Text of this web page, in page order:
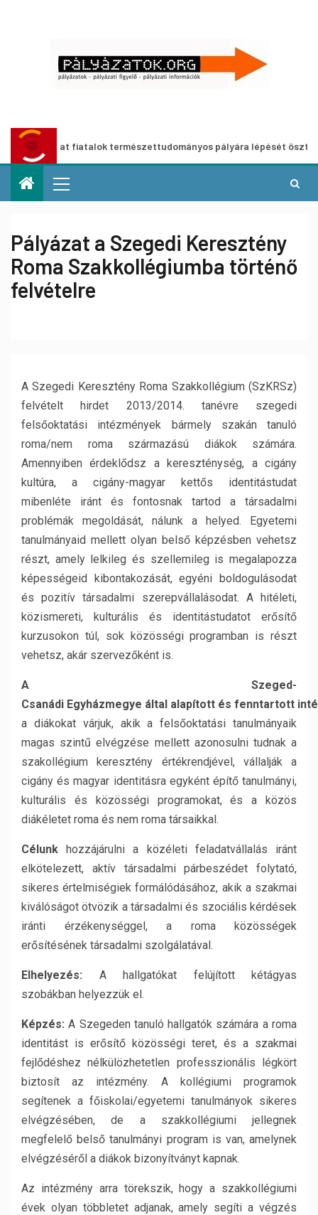
fiatalok természettudományos pályára lépését ösztönző,
Pályázat a Szegedi Keresztény
Roma Szakkollégiumba történő
felvételre
A Szegedi Keresztény Roma Szakkollégium (SzKRSz)
felvételt hirdet 2013/2014. tanévre szegedi
felsőoktatási intézmények bármely szakán tanuló
roma/nem roma származású diákok számára.
Amennyiben érdeklődsz a kereszténység, a cigány
kultúra, a cigány-magyar kettős identitástudat
mibenléte iránt és fontosnak tartod a társadalmi
problémák megoldását, nálunk a helyed. Egyetemi
tanulmányaid mellett olyan belső képzésben vehetsz
részt, amely lelkileg és szellemileg is megalapozza
képességeid kibontakozását, egyéni boldogulásodat
és pozitív társadalmi szerepvállalásodat. A hitéleti,
közismereti, kulturális és identitástudatot erősítő
kurzusokon túl, sok közösségi programban is részt
vehetsz, akár szervezőként is.
A
Szeged-
Csanádi Egyházmegye által alapított és fenntartott
a diákokat várjuk, akik a felsőoktatási tanulmányaik
magas szintű elvégzése mellett azonosulni tudnak a
szakollégium keresztény értékrendjével, vállalják a
cigány és magyar identitásra egyként építő tanulmányi,
kulturális és közösségi programokat, és a közös
diákéletet roma és nem roma társaikkal.
Célunk hozzájárulni a közéleti feladatvállalás iránt
elkötelezett, aktív társadalmi párbeszédet folytató,
sikeres értelmiségiek formálódásához, akik a szakmai
kiválóságot ötvözik a társadalmi és szociális kérdések
iránti érzékenységgel, a roma közösségek
erősítésének társadalmi szolgálatával.
Elhelyezés: A hallgatókat felújított kétágyas
szobákban helyezzük el.
Képzés:A Szegeden tanuló hallgatók számára a roma
identitást is erősítő közösségi teret, és a szakmai
fejlődéshez nélkülözhetetlen professzionális légkört
biztosít az intézmény. A kollégiumi programok
segítenek a főiskolai/egyetemi tanulmányok sikeres
elvégzésében, de a szakkollégiumi jellegnek
megfelelő belső tanulmányi program is van, amelynek
elvégzéséről a diákok bizonyítványt kapnak.
Az intézmény arra törekszik, hogy a szakkollégiumi
évek olyan többletet adjanak, amely segíti a végzés